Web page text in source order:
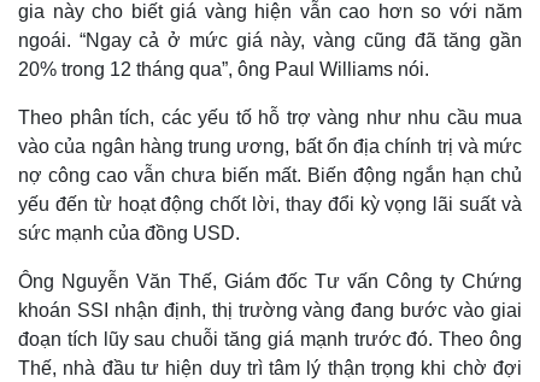
gia này cho biết giá vàng hiện vẫn cao hơn so với năm
ngoái. “Ngay cả ở mức giá này, vàng cũng đã tăng gần
20% trong 12 tháng qua”, ông Paul Williams nói.
Theo phân tích, các yếu tố hỗ trợ vàng như nhu cầu mua
vào của ngân hàng trung ương, bất ổn địa chính trị và mức
nợ công cao vẫn chưa biến mất. Biến động ngắn hạn chủ
yếu đến từ hoạt động chốt lời, thay đổi kỳ vọng lãi suất và
sức mạnh của đồng USD.
Ông Nguyễn Văn Thế, Giám đốc Tư vấn Công ty Chứng
khoán SSI nhận định, thị trường vàng đang bước vào giai
đoạn tích lũy sau chuỗi tăng giá mạnh trước đó. Theo ông
Thế, nhà đầu tư hiện duy trì tâm lý thận trọng khi chờ đợi